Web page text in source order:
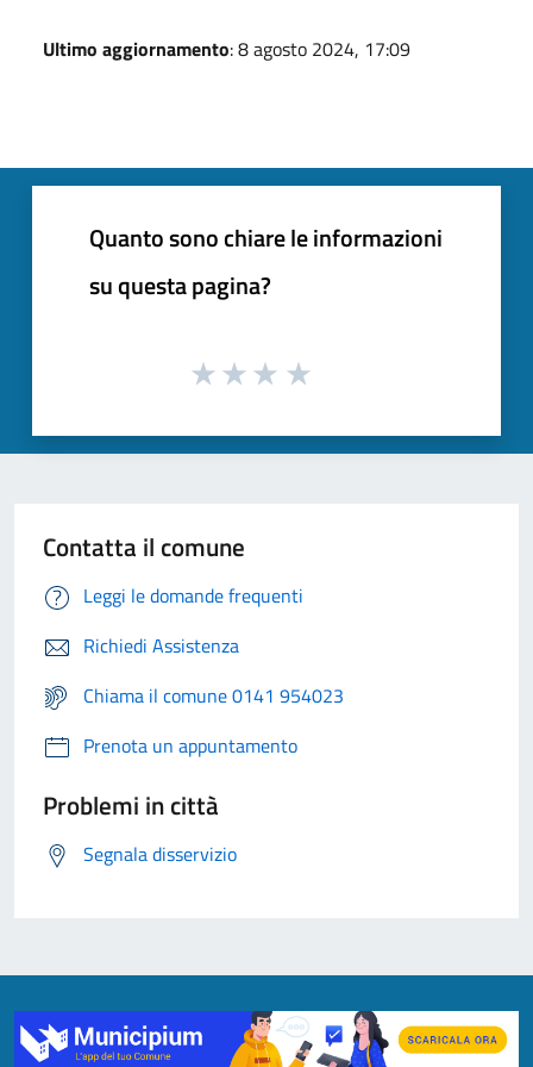
Ultimo aggiornamento: 8 agosto 2024, 17:09
Quanto sono chiare le informazioni
su questa pagina?
Contatta il comune
Leggi le domande frequenti
Richiedi Assistenza
Chiama il comune 0141 954023
Prenota un appuntamento
Problemi in città
Segnala disservizio